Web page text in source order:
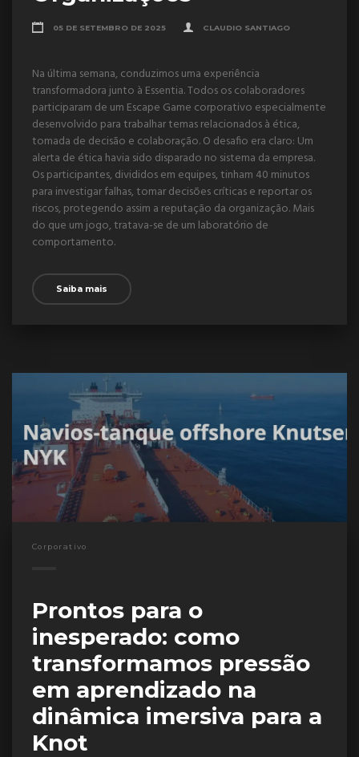
05 DE SETEMBRO DE 2025 CLAUDIO SANTIAGO
Na última semana, conduzimos uma experiência
transformadora junto à Essentia. Todos os colaboradores
participaram de um Escape Game corporativo especialmente
desenvolvido para trabalhar temas relacionados à ética,
tomada de decisão e colaboração. O desafio era claro: Um
alerta de ética havia sido disparado no sistema da empresa.
Os participantes, divididos em equipes, tinham 40 minutos
para investigar falhas, tomar decisões críticas e reportar os
riscos, protegendo assim a reputação da organização. Mais
do que um jogo, tratava-se de um laboratório de
comportamento.
Saiba mais
Corporativo
Prontos para o
inesperado: como
transformamos pressão
em aprendizado na
dinâmica imersiva para a
Knot